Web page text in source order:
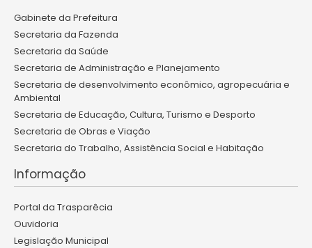
Gabinete da Prefeitura
Secretaria da Fazenda
Secretaria da Saúde
Secretaria de Administração e Planejamento
Secretaria de desenvolvimento econômico, agropecuária e
Ambiental
Secretaria de Educação, Cultura, Turismo e Desporto
Secretaria de Obras e Viação
Secretaria do Trabalho, Assistência Social e Habitação
Informação
Portal da Trasparêcia
Ouvidoria
Legislação Municipal